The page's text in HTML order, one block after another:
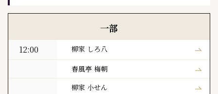
一部
12:00 柳家 しろ八
春風亭 梅朝
柳家 小せん